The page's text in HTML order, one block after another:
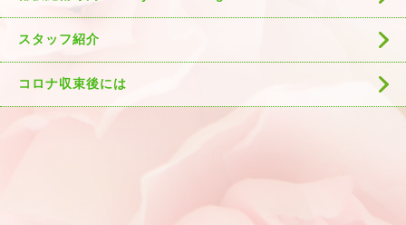
スタッフ紹介
コロナ収束後には